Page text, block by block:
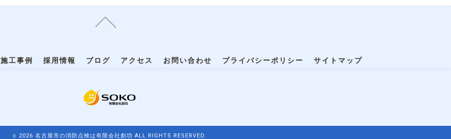
施工事例 採用情報 ブログ アクセス お問い合わせ プライバシーポリシー サイトマップ
c 2026 名古屋市の消防点検は有限会社創功 ALL RIGHTS RESERVED.